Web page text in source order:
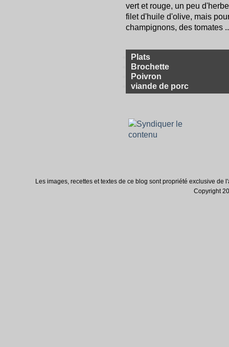
vert et rouge, un peu
filet d'huile d'olive, mais
champignons, des tomates
Plats
Brochette
Poivron
viande de porc
Les images, recettes et textes de ce blog sont propriété exclusive
Copyright